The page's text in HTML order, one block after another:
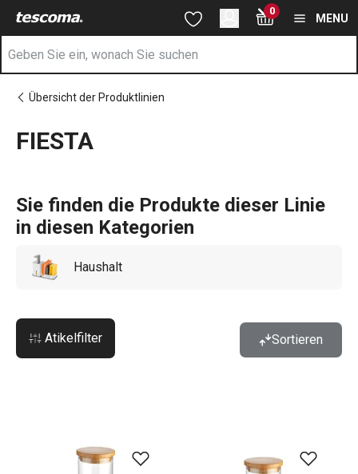
Zum Hauptinhalt springen
Zur Suche springen
Zur Navigation springen 0
MENU
Übersicht der Produktlinien
FIESTA
Sie finden die Produkte dieser Linie
in diesen Kategorien
Haushalt
Atikelfilter Sortieren